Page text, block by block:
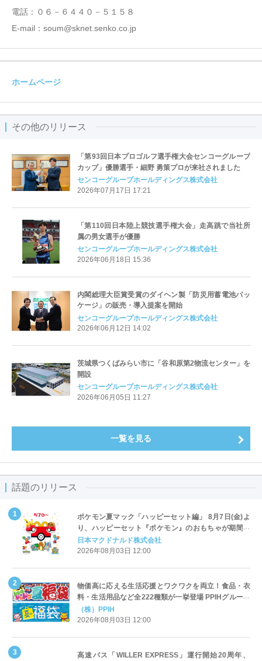
電話：０６－６４４０－５１５８
E-mail：soum@sknet.senko.co.jp
ホームページ
その他のリリース
「第93回日本プロゴルフ選手権大会センコーグループ
カップ」優勝選手・細野 勇策プロが来社されました
センコーグループホールディングス株式会社
2026年07月17日 17:21
「第110回日本陸上競技選手権大会」走高跳で当社所
属の男女選手が優勝
センコーグループホールディングス株式会社
2026年06月18日 15:36
内閣総理大臣賞受賞のダイヘン製「防災用蓄電池パッ
ケージ」の販売・導入提案を開始
センコーグループホールディングス株式会社
2026年06月12日 14:02
茨城県つくばみらい市に「谷和原第2物流センター」を
開設
センコーグループホールディングス株式会社
2026年06月05日 11:27
一覧を見る
話題のリリース
ポケモン夏マック「ハッピーセット編」 8月7日(金)よ
り、ハッピーセット『ポケモン』のおもちゃが期間限
定登場
日本マクドナルド株式会社
2026年08月03日 12:00
物価高に応える生活応援とワクワクを両立！食品・衣
料・生活用品など全222種類が一挙登場 PPIHグループ
「夏福袋」＆セール 8月6日(木)より順次スタート
（株）PPIH
2026年08月03日 12:00
高速バス「WILLER EXPRESS」運行開始20周年、